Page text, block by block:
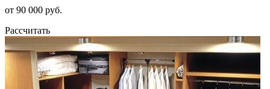
от 90 000 руб.
Рассчитать